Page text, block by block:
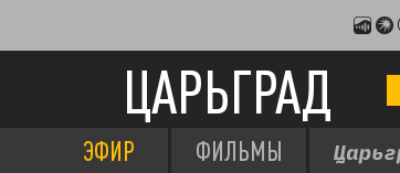
ЦАРЬГРАД
ЭФИР ФИЛЬМЫ